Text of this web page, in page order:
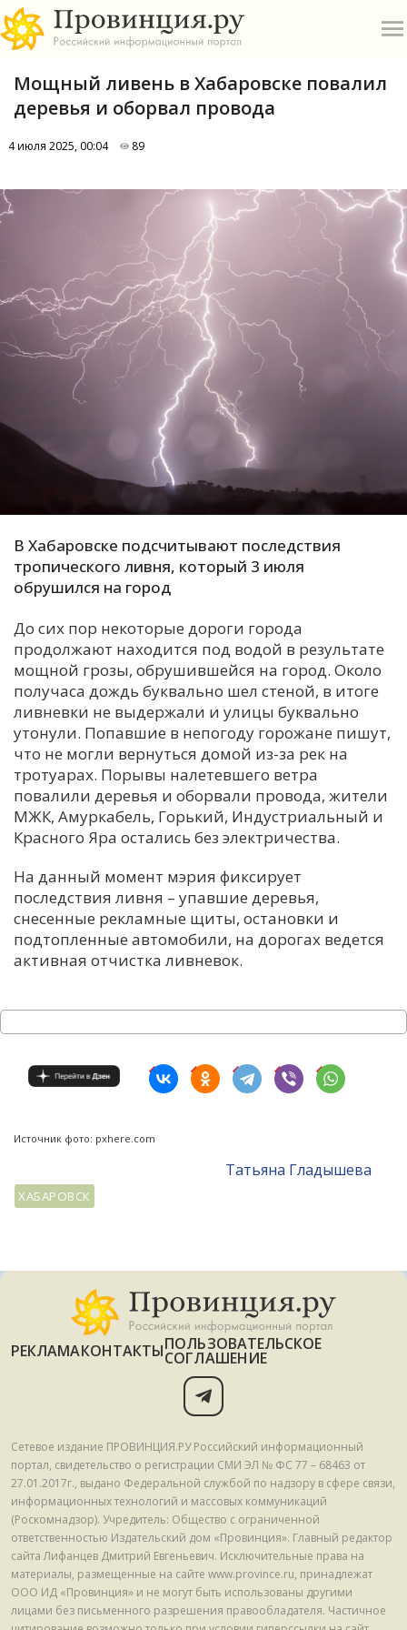
В
Е
И
К
Н
О
П
Р
У
Х
Ч
Я
Мощный ливень в Хабаровске повалил
деревья и оборвал провода
4 июля 2025, 00:04 89
В Хабаровске подсчитывают последствия
тропического ливня, который 3 июля
обрушился на город
До сих пор некоторые дороги города
продолжают находится под водой в результате
мощной грозы, обрушившейся на город. Около
получаса дождь буквально шел стеной, в итоге
ливневки не выдержали и улицы буквально
утонули. Попавшие в непогоду горожане пишут,
что не могли вернуться домой из-за рек на
тротуарах. Порывы налетевшего ветра
повалили деревья и оборвали провода, жители
МЖК, Амуркабель, Горький, Индустриальный и
Красного Яра остались без электричества.
На данный момент мэрия фиксирует
последствия ливня – упавшие деревья,
снесенные рекламные щиты, остановки и
подтопленные автомобили, на дорогах ведется
активная отчистка ливневок.
Источник фото: pxhere.com
Татьяна Гладышева
ХАБАРОВСК
РЕКЛАМАКОНТАКТЫПОЛЬЗОВАТЕЛЬСКОЕ
СОГЛАШЕНИЕ
Сетевое издание ПРОВИНЦИЯ.РУ Российский информационный
портал, свидетельство о регистрации СМИ ЭЛ № ФС 77 – 68463 от
27.01.2017г., выдано Федеральной службой по надзору в сфере связи,
информационных технологий и массовых коммуникаций
(Роскомнадзор). Учредитель: Общество с ограниченной
ответственностью Издательский дом «Провинция». Главный редактор
сайта Лифанцев Дмитрий Евгеньевич. Исключительные права на
материалы, размещенные на сайте www.province.ru, принадлежат
ООО ИД «Провинция» и не могут быть использованы другими
лицами без письменного разрешения правообладателя. Частичное